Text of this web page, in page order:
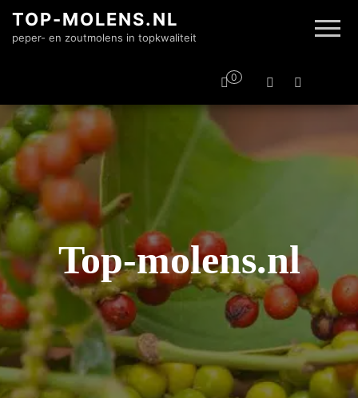
TOP-MOLENS.NL
peper- en zoutmolens in topkwaliteit
0
Top-molens.nl